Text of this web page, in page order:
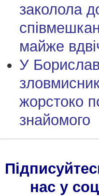
заколола
майже
У
жорстоко
знайомого
нас у